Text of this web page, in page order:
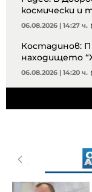
космически и
06.08.2026 | 14:27 ч.
Костадинов:
находището
06.08.2026 | 14:20 ч.